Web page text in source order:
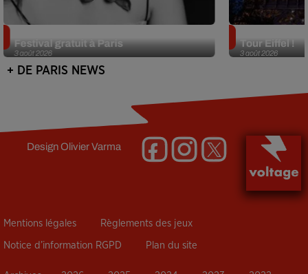
3 août 2026
Festival gratuit à Paris
3 août 2026
Tour Eiffel !
+ DE PARIS NEWS
DesignOlivier Varma
Mentions légales Règlements des jeux
Notice d’information RGPD Plan du site